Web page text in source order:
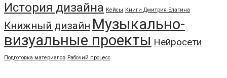
История дизайна Кейсы Книги Дмитрия Елагина
Книжный дизайн Музыкально-
визуальные проекты Нейросети
Подготовка материалов Рабочий процесс